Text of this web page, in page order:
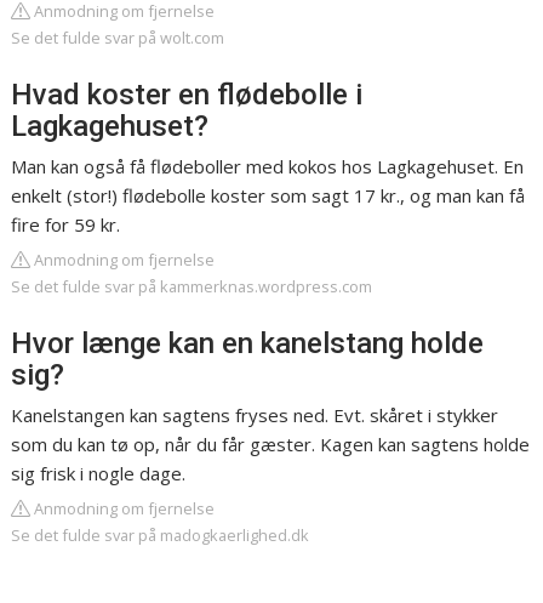
Anmodning om fjernelse
Se det fulde svar på wolt.com
Hvad koster en flødebolle i
Lagkagehuset?
Man kan også få flødeboller med kokos hos Lagkagehuset. En
enkelt (stor!) flødebolle koster som sagt 17 kr., og man kan få
fire for 59 kr.
Anmodning om fjernelse
Se det fulde svar på kammerknas.wordpress.com
Hvor længe kan en kanelstang holde
sig?
Kanelstangen kan sagtens fryses ned. Evt. skåret i stykker
som du kan tø op, når du får gæster. Kagen kan sagtens holde
sig frisk i nogle dage.
Anmodning om fjernelse
Se det fulde svar på madogkaerlighed.dk